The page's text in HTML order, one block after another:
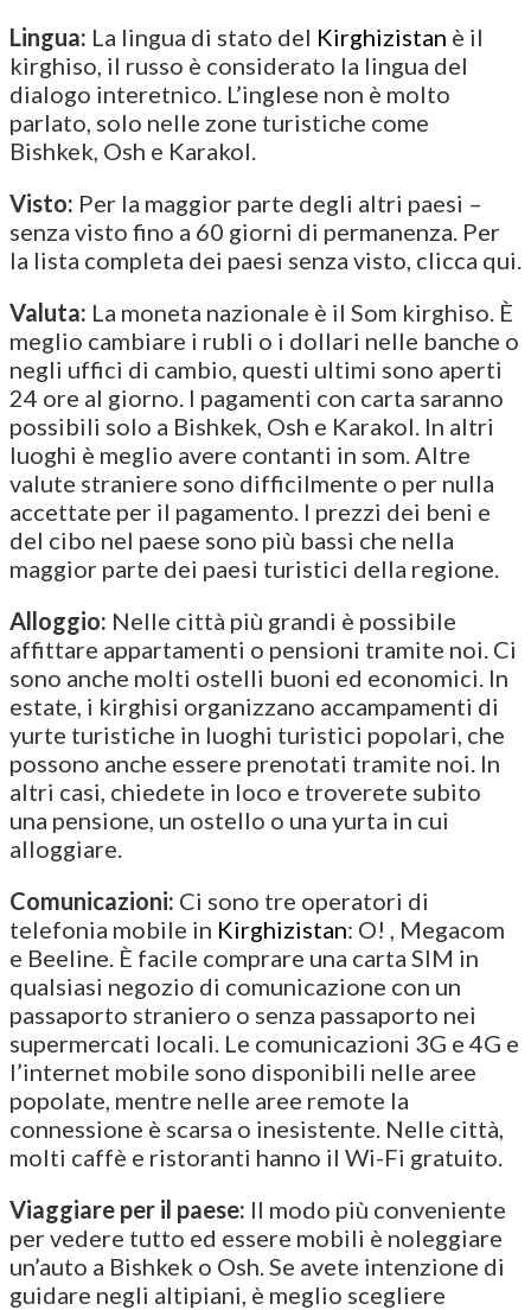
Lingua: La lingua di stato del Kirghizistan è il
kirghiso, il russo è considerato la lingua del
dialogo interetnico. L’inglese non è molto
parlato, solo nelle zone turistiche come
Bishkek, Osh e Karakol.
Visto: Per la maggior parte degli altri paesi –
senza visto fino a 60 giorni di permanenza. Per
la lista completa dei paesi senza visto, clicca qui.
Valuta: La moneta nazionale è il Som kirghiso. È
meglio cambiare i rubli o i dollari nelle banche o
negli uffici di cambio, questi ultimi sono aperti
24 ore al giorno. I pagamenti con carta saranno
possibili solo a Bishkek, Osh e Karakol. In altri
luoghi è meglio avere contanti in som. Altre
valute straniere sono difficilmente o per nulla
accettate per il pagamento. I prezzi dei beni e
del cibo nel paese sono più bassi che nella
maggior parte dei paesi turistici della regione.
Alloggio: Nelle città più grandi è possibile
affittare appartamenti o pensioni tramite noi. Ci
sono anche molti ostelli buoni ed economici. In
estate, i kirghisi organizzano accampamenti di
yurte turistiche in luoghi turistici popolari, che
possono anche essere prenotati tramite noi. In
altri casi, chiedete in loco e troverete subito
una pensione, un ostello o una yurta in cui
alloggiare.
Comunicazioni: Ci sono tre operatori di
telefonia mobile in Kirghizistan: O! , Megacom
e Beeline. È facile comprare una carta SIM in
qualsiasi negozio di comunicazione con un
passaporto straniero o senza passaporto nei
supermercati locali. Le comunicazioni 3G e 4G e
l’internet mobile sono disponibili nelle aree
popolate, mentre nelle aree remote la
connessione è scarsa o inesistente. Nelle città,
molti caffè e ristoranti hanno il Wi-Fi gratuito.
Viaggiare per il paese: Il modo più conveniente
per vedere tutto ed essere mobili è noleggiare
un’auto a Bishkek o Osh. Se avete intenzione di
guidare negli altipiani, è meglio scegliere